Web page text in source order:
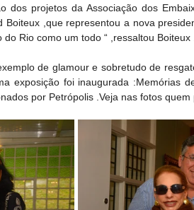
dos projetos da Associação dos
,que representou a nova
Rio como um todo “ ,ressaltou Boiteux .
de glamour e sobretudo de
exposição foi inaugurada :Memórias
por Petrópolis .Veja nas fotos quem